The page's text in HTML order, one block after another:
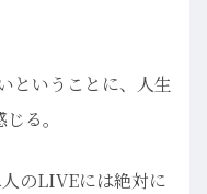
ということに、人生
る。
のLIVEには絶対に